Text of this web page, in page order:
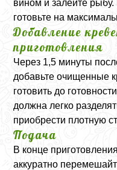
вином и залейте
готовьте на
Добавление
приготовления
Через 1,5 минуты
добавьте очищенные
готовить до
должна легко
приобрести плотную
Подача
В конце
аккуратно